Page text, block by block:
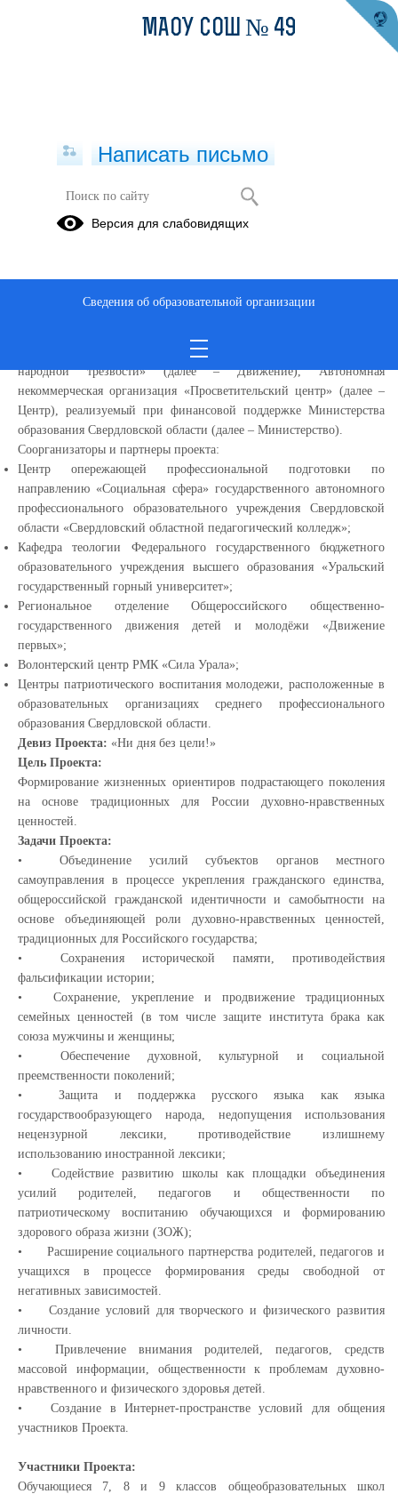
Проект «Ориентиры жизни» г.
Екатеринбург
для обучающихся 7-9 классов муниципальных образований
общественно-государственным движением «Попечительство о
народной трезвости» (далее – Движение), Автономная
некоммерческая организация «Просветительский центр» (далее –
Центр), реализуемый при финансовой поддержке Министерства
образования Свердловской области (далее – Министерство).
Соорганизаторы и партнеры проекта:
Центр опережающей профессиональной подготовки по
направлению «Социальная сфера» государственного автономного
профессионального образовательного учреждения Свердловской
области «Свердловский областной педагогический колледж»;
Кафедра теологии Федерального государственного бюджетного
образовательного учреждения высшего образования «Уральский
государственный горный университет»;
Региональное отделение Общероссийского общественно-
государственного движения детей и молодёжи «Движение
первых»;
Волонтерский центр РМК «Сила Урала»;
Центры патриотического воспитания молодежи, расположенные в
образовательных организациях среднего профессионального
образования Свердловской области.
Девиз Проекта: «Ни дня без цели!»
Цель Проекта:
Формирование жизненных ориентиров подрастающего поколения
на основе традиционных для России духовно-нравственных
ценностей.
Задачи Проекта:
•
Объединение усилий субъектов органов местного
самоуправления в процессе укрепления гражданского единства,
общероссийской гражданской идентичности и самобытности на
основе объединяющей роли духовно-нравственных ценностей,
традиционных для Российского государства;
•
Сохранения исторической памяти, противодействия
фальсификации истории;
•
Сохранение, укрепление и продвижение традиционных
семейных ценностей (в том числе защите института брака как
союза мужчины и женщины;
•
Обеспечение духовной, культурной и социальной
преемственности поколений;
•
Защита и поддержка русского языка как языка
государствообразующего народа, недопущения использования
нецензурной лексики, противодействие излишнему
использованию иностранной лексики;
•
Содействие развитию школы как площадки объединения
усилий родителей, педагогов и общественности по
патриотическому воспитанию обучающихся и формированию
здорового образа жизни (ЗОЖ);
•
Расширение социального партнерства родителей, педагогов и
учащихся в процессе формирования среды свободной от
негативных зависимостей.
•
Создание условий для творческого и физического развития
личности.
•
Привлечение внимания родителей, педагогов, средств
массовой информации, общественности к проблемам духовно-
нравственного и физического здоровья детей.
•
Создание в Интернет-пространстве условий для общения
участников Проекта.
Участники Проекта:
Обучающиеся 7, 8 и 9 классов общеобразовательных школ
МАОУ СОШ № 49
Написать письмо
Версия для слабовидящих
Сведения об образовательной организации